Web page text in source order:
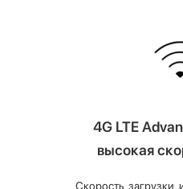
4G LTE
высокая
Скорость загрузки